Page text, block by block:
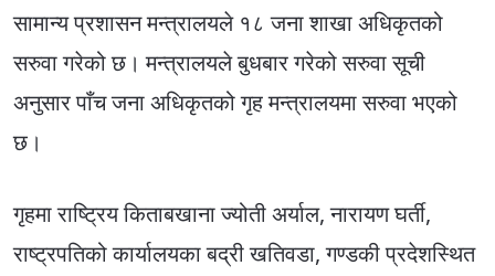
सामान्य प्रशासन मन्त्रालयले १८ जना शाखा अधिकृतको
सरुवा गरेको छ। मन्त्रालयले बुधबार गरेको सरुवा सूची
अनुसार पाँच जना अधिकृतको गृह मन्त्रालयमा सरुवा भएको
छ।
गृहमा राष्ट्रिय किताबखाना ज्योती अर्याल, नारायण घर्ती,
राष्ट्रपतिको कार्यालयका बद्री खतिवडा, गण्डकी प्रदेशस्थित